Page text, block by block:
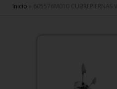
Se encuentra
Inicio » 605576M010 CUBREPIERNAS